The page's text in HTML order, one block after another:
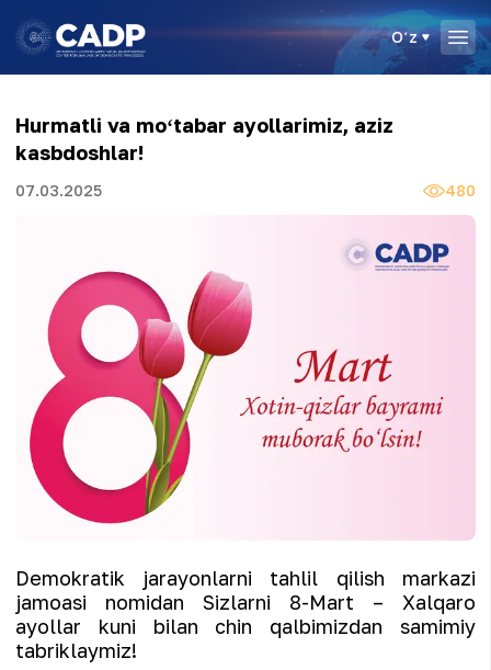
Oʻz
Hurmatli va moʻtabar ayollarimiz, aziz
kasbdoshlar!
07.03.2025 480
Demokratik jarayonlarni tahlil qilish markazi
jamoasi nomidan Sizlarni 8-Mart – Xalqaro
ayollar kuni bilan chin qalbimizdan samimiy
tabriklaymiz!